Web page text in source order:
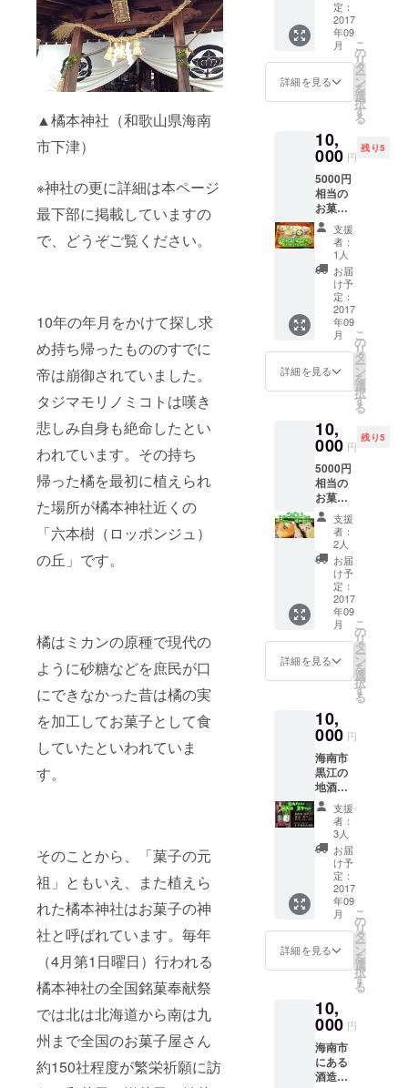
▲橘本神社（和歌山県海南
市下津）
※神社の更に詳細は本ページ
最下部に掲載していますの
で、どうぞご覧ください。
10年の年月をかけて探し求
め持ち帰ったもののすでに
帝は崩御されていました。
タジマモリノミコトは嘆き
悲しみ自身も絶命したとい
われています。その持ち
帰った橘を最初に植えられ
た場所が橘本神社近くの
「六本樹（ロッポンジュ）
の丘」です。
橘はミカンの原種で現代の
ように砂糖などを庶民が口
にできなかった昔は橘の実
を加工してお菓子として食
していたといわれていま
す。
そのことから、「菓子の元
祖」ともいえ、また植えら
れた橘本神社はお菓子の神
社と呼ばれています。毎年
（4月第1日曜日）行われる
橘本神社の全国銘菓奉献祭
では北は北海道から南は九
州まで全国のお菓子屋さん
約150社程度が繁栄祈願に訪
プから
お選び
いただ
けま
す。 サ
イズは
男性サ
イズの
Ｍ・
Ｌ・Ｘ
Ｌから
お選び
くださ
い。
キッズ
サイ
ズ、女
性用等
のサイ
ズ、ご
相談に
応じま
す。
定：
2017
年09
月
詳細を見る
こ
の
リ
タ
ー
ン
を
選
択
す
る
10,
000 円
残り5
5000円
相当の
お菓子
詰め合
わせ ※
季節に
より、
多少内
容が異
なる場
合があ
りま
す。
支援
者：
1人
お届
け予
定：
2017
年09
月
詳細を見る
こ
の
リ
タ
ー
ン
を
選
択
す
る
10,
000 円
残り5
5000円
相当の
お菓子
詰め合
わせ ※
季節に
より、
多少内
容が異
なる場
合があ
りま
す。 海
南産の
素材を
つかっ
ものも
含む
ベーグ
ルと海
ニャン
のアイ
シング
クッ
キーを
セット
でお届
けしま
す。
5,000円
相当。
2万円
コース
キー教
室の講
師をし
ていた
だいて
る
支援
者：
2人
お届
け予
定：
2017
年09
月
詳細を見る
こ
の
リ
タ
ー
ン
を
選
択
す
る
10,
000 円
海南市
黒江の
地酒。
本物の
素材を
使い、
手造り
で醸し
た純米
酒『黒
牛（く
ろう
し）』
は、中
言神社
の万葉
「黒牛
の水」
と、同
水系の
蔵内の
井戸水
支援
者：
3人
お届
け予
定：
2017
年09
月
詳細を見る
こ
の
リ
タ
ー
ン
を
選
択
す
る
10,
000 円
海南市
にある
酒造中